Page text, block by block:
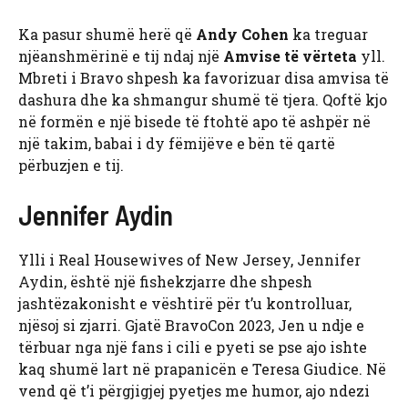
Ka pasur shumë herë që Andy Cohen ka treguar
njëanshmërinë e tij ndaj një Amvise të vërteta yll.
Mbreti i Bravo shpesh ka favorizuar disa amvisa të
dashura dhe ka shmangur shumë të tjera. Qoftë kjo
në formën e një bisede të ftohtë apo të ashpër në
një takim, babai i dy fëmijëve e bën të qartë
përbuzjen e tij.
Jennifer Aydin
Ylli i Real Housewives of New Jersey, Jennifer
Aydin, është një fishekzjarre dhe shpesh
jashtëzakonisht e vështirë për t’u kontrolluar,
njësoj si zjarri. Gjatë BravoCon 2023, Jen u ndje e
tërbuar nga një fans i cili e pyeti se pse ajo ishte
kaq shumë lart në prapanicën e Teresa Giudice. Në
vend që t’i përgjigjej pyetjes me humor, ajo ndezi